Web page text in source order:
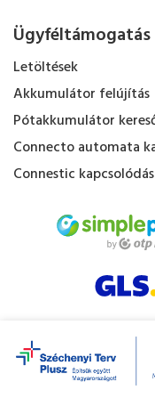
Ügyféltámogatás
Letöltések
Akkumulátor felújítás
Pótakkumulátor
Connecto automata
Connestic kapcsolódás
Kapacitás
Tervezte és
Ahogy a legtöbb
nagyobb felhasználói
A böngészés